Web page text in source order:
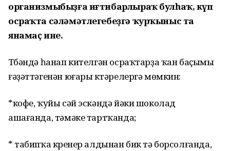
организмыбыҙға иғтибарлыраҡ булһаҡ, күп
осраҡта сәләмәтлегебеҙгә ҡурҡыныс та
янамаҫ ине.
Түбәндә һанап кителгән осраҡтарҙа ҡан баҫымы
ғәҙәттәгенән юғары күтәрелергә мөмкин:
*кофе, ҡуйы сәй эскәндә йәки шоколад
ашағанда, тәмәке тартҡанда;
* табипҡа күренер алдынан бик тә борсолғанда,